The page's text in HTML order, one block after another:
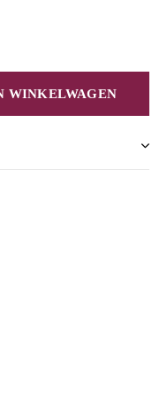
WINKELWAGEN